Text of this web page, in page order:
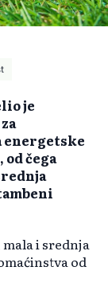
je
energetske
od čega
i srednja
od